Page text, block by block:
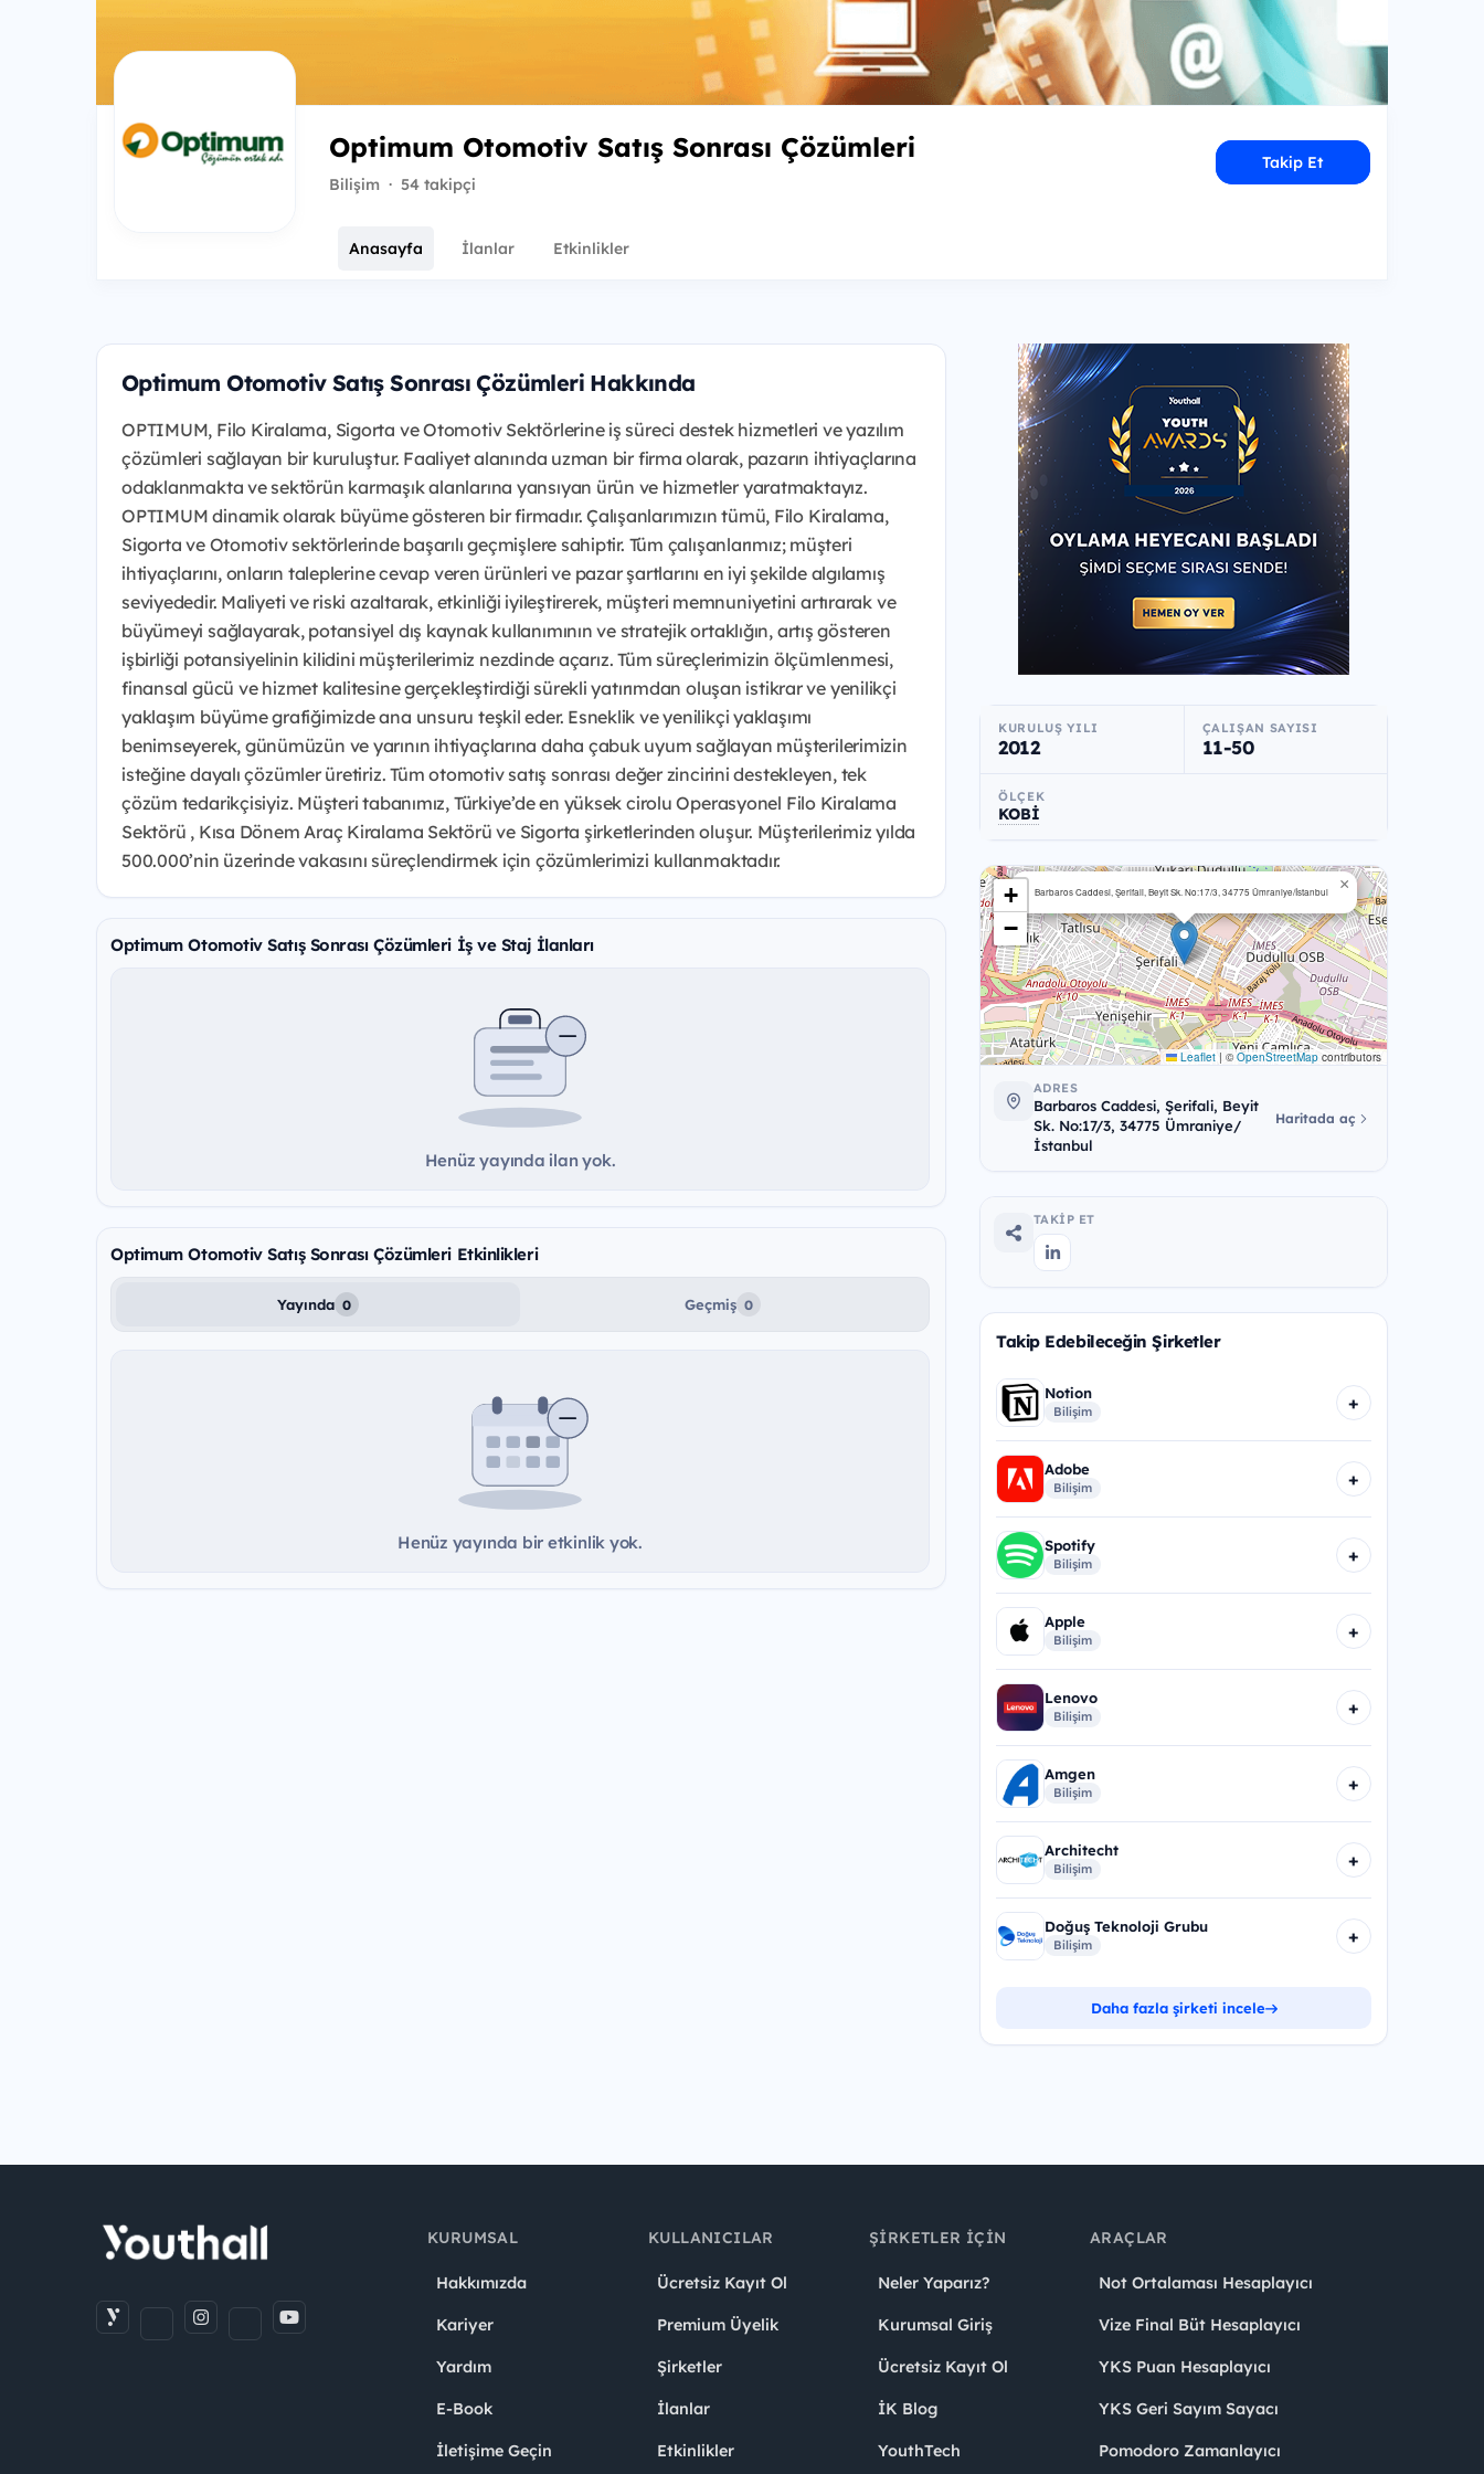
Optimum Otomotiv Satış Sonrası Çözümleri
Bilişim · 54 takipçi
Takip Et
Anasayfa İlanlar Etkinlikler
Optimum Otomotiv Satış Sonrası Çözümleri Hakkında
OPTIMUM, Filo Kiralama, Sigorta ve Otomotiv Sektörlerine iş süreci destek hizmetleri ve yazılım
çözümleri sağlayan bir kuruluştur. Faaliyet alanında uzman bir firma olarak, pazarın ihtiyaçlarına
odaklanmakta ve sektörün karmaşık alanlarına yansıyan ürün ve hizmetler yaratmaktayız.
OPTIMUM dinamik olarak büyüme gösteren bir firmadır. Çalışanlarımızın tümü, Filo Kiralama,
Sigorta ve Otomotiv sektörlerinde başarılı geçmişlere sahiptir. Tüm çalışanlarımız; müşteri
ihtiyaçlarını, onların taleplerine cevap veren ürünleri ve pazar şartlarını en iyi şekilde algılamış
seviyededir. Maliyeti ve riski azaltarak, etkinliği iyileştirerek, müşteri memnuniyetini artırarak ve
büyümeyi sağlayarak, potansiyel dış kaynak kullanımının ve stratejik ortaklığın, artış gösteren
işbirliği potansiyelinin kilidini müşterilerimiz nezdinde açarız. Tüm süreçlerimizin ölçümlenmesi,
finansal gücü ve hizmet kalitesine gerçekleştirdiği sürekli yatırımdan oluşan istikrar ve yenilikçi
yaklaşım büyüme grafiğimizde ana unsuru teşkil eder. Esneklik ve yenilikçi yaklaşımı
benimseyerek, günümüzün ve yarının ihtiyaçlarına daha çabuk uyum sağlayan müşterilerimizin
isteğine dayalı çözümler üretiriz. Tüm otomotiv satış sonrası değer zincirini destekleyen, tek
çözüm tedarikçisiyiz. Müşteri tabanımız, Türkiye’de en yüksek cirolu Operasyonel Filo Kiralama
Sektörü , Kısa Dönem Araç Kiralama Sektörü ve Sigorta şirketlerinden oluşur. Müşterilerimiz yılda
500.000’nin üzerinde vakasını süreçlendirmek için çözümlerimizi kullanmaktadır.
Optimum Otomotiv Satış Sonrası Çözümleri İş ve Staj İlanları
Henüz yayında ilan yok.
Optimum Otomotiv Satış Sonrası Çözümleri Etkinlikleri
Yayında 0 Geçmiş 0
Henüz yayında bir etkinlik yok.
KURULUŞ YILI
2012
ÇALIŞAN SAYISI
11-50
ÖLÇEK
KOBİ
Barbaros Caddesi, Şerifali, Beyit Sk. No:17/3, 34775 Ümraniye/İstanbul ×
+
−
Leaflet | ©OpenStreetMap contributors
ADRES
Barbaros Caddesi, Şerifali, Beyit
Sk. No:17/3, 34775 Ümraniye/
İstanbul
Haritada aç
TAKIP ET
Takip Edebileceğin Şirketler
Notion
Bilişim +
Adobe
Bilişim +
Spotify
Bilişim +
Apple
Bilişim +
Lenovo
Bilişim +
Amgen
Bilişim +
Architecht
Bilişim +
Doğuş Teknoloji Grubu
Bilişim +
Daha fazla şirketi incele
KURUMSAL
Hakkımızda
Kariyer
Yardım
E-Book
İletişime Geçin
KULLANICILAR
Ücretsiz Kayıt Ol
Premium Üyelik
Şirketler
İlanlar
Etkinlikler
ŞIRKETLER İÇIN
Neler Yaparız?
Kurumsal Giriş
Ücretsiz Kayıt Ol
İK Blog
YouthTech
ARAÇLAR
Not Ortalaması Hesaplayıcı
Vize Final Büt Hesaplayıcı
YKS Puan Hesaplayıcı
YKS Geri Sayım Sayacı
Pomodoro Zamanlayıcı